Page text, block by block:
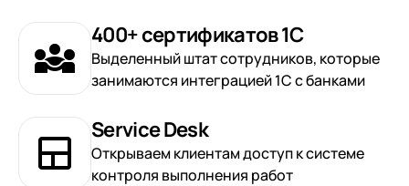
400+ сертификатов 1С
Выделенный штат сотрудников, которые
занимаются интеграцией 1С с банками
Service Desk
Открываем клиентам доступ к системе
контроля выполнения работ